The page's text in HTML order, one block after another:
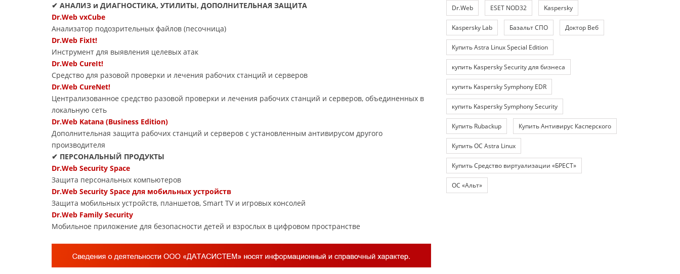
✔ АНАЛИЗ и ДИАГНОСТИКА, УТИЛИТЫ, ДОПОЛНИТЕЛЬНАЯ ЗАЩИТА
Dr.Web vxCube
Анализатор подозрительных файлов (песочница)
Dr.Web FixIt!
Инструмент для выявления целевых атак
Dr.Web CureIt!
Средство для разовой проверки и лечения рабочих станций и серверов
Dr.Web CureNet!
Централизованное средство разовой проверки и лечения рабочих станций и серверов, объединенных в
локальную сеть
Dr.Web Katana (Business Edition)
Дополнительная защита рабочих станций и серверов с установленным антивирусом другого
производителя
✔ ПЕРСОНАЛЬНЫЙ ПРОДУКТЫ
Dr.Web Security Space
Защита персональных компьютеров
Dr.Web Security Space для мобильных устройств
Защита мобильных устройств, планшетов, Smart TV и игровых консолей
Dr.Web Family Security
Мобильное приложение для безопасности детей и взрослых в цифровом пространстве
Dr.Web ESET NOD32 Kaspersky
Kaspersky Lab Базальт СПО Доктор Веб
Купить Astra Linux Special Edition
купить Kaspersky Security для бизнеса
купить Kaspersky Symphony EDR
купить Kaspersky Symphony Security
Купить Rubackup Купить Антивирус Касперского
Купить ОС Astra Linux
Купить Средство виртуализации «БРЕСТ»
ОС «Альт»